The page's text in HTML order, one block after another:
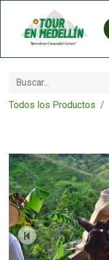
Todos los Productos